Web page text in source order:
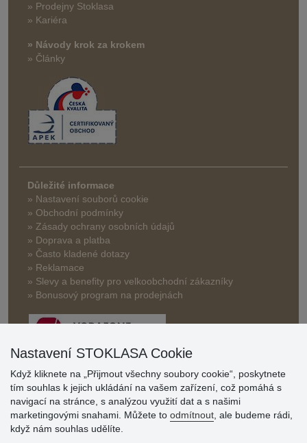
» Prodejny Stoklasa
» Kariéra
» Návody krok za krokem
» Články
Důležité informace
» Nastavení souborů cookie
» Obchodní podmínky
» Zásady ochrany osobních údajů
» Doprava a platba
» Často kladené dotazy
» Reklamace
» Slevy a benefity pro velkoobchodní zákazníky
» Bonusový program na prodejnách
Hodnocení
zákazníků
Nastavení STOKLASA Cookie
Když kliknete na „Přijmout všechny soubory cookie“, poskytnete
tím souhlas k jejich ukládání na vašem zařízení, což pomáhá s
navigací na stránce, s analýzou využití dat a s našimi
marketingovými snahami. Můžete to odmítnout , ale budeme rádi,
když nám souhlas udělíte.